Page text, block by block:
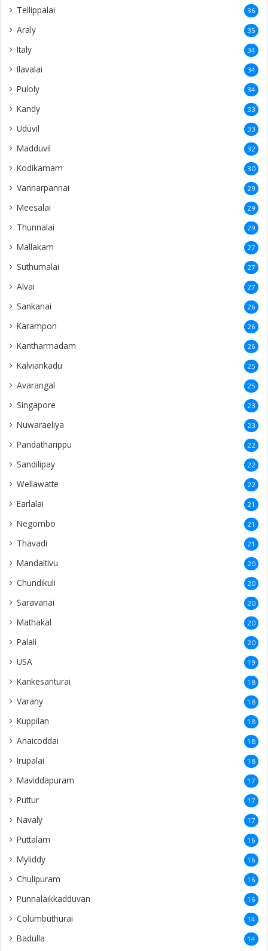
Tellippalai 36
Araly 35
Italy 34
Ilavalai 34
Puloly 34
Kandy 33
Uduvil 33
Madduvil 32
Kodikamam 30
Vannarpannai 29
Meesalai 29
Thunnalai 29
Mallakam 27
Suthumalai 27
Alvai 27
Sankanai 26
Karampon 26
Kantharmadam 26
Kalviankadu 25
Avarangal 25
Singapore 23
Nuwaraeliya 23
Pandatharippu 22
Sandilipay 22
Wellawatte 22
Earlalai 21
Negombo 21
Thavadi 21
Mandaitivu 20
Chundikuli 20
Saravanai 20
Mathakal 20
Palali 20
USA 19
Kankesanturai 18
Varany 18
Kuppilan 18
Anaicoddai 18
Irupalai 18
Maviddapuram 17
Puttur 17
Navaly 17
Puttalam 16
Myliddy 16
Chulipuram 16
Punnalaikkadduvan 16
Columbuthurai 14
Badulla 14